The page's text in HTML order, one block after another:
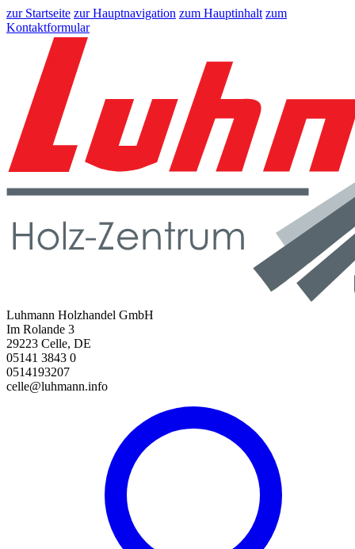
zur Startseite zur Hauptnavigation zum Hauptinhalt zum
Kontaktformular
Luhmann Holzhandel GmbH
Im Rolande 3
29223 Celle, DE
05141 3843 0
0514193207
celle@luhmann.info